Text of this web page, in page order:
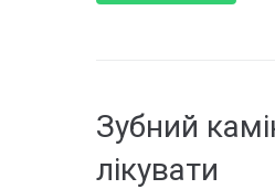
Зубний
лікувати